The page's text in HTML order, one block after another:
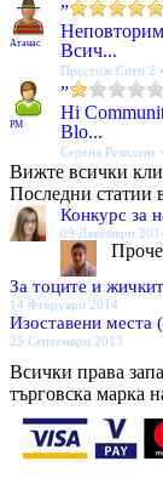
Атанас
”
Всич...
Престиж Сити 2
PM
”
Hi
Blo...
Серена Резиденс
Вижте всички
Последни статии
Конкурс за
09 Декември
За тоците и
14 Февруари 2014
Изоставени места
25 Септември 2013
Всички права
търговска марка